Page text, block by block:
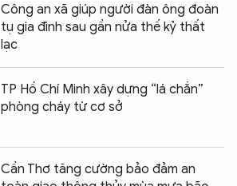
Công an xã giúp người đàn ông đoàn
tụ gia đình sau gần nửa thế kỷ thất
lạc
TP Hồ Chí Minh xây dựng “lá chắn”
phòng cháy từ cơ sở
Cần Thơ tăng cường bảo đảm an